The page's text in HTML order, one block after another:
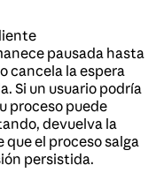
pausada hasta
cancela la espera
Si un usuario podría
proceso puede
devuelva la
que el proceso salga
persistida.